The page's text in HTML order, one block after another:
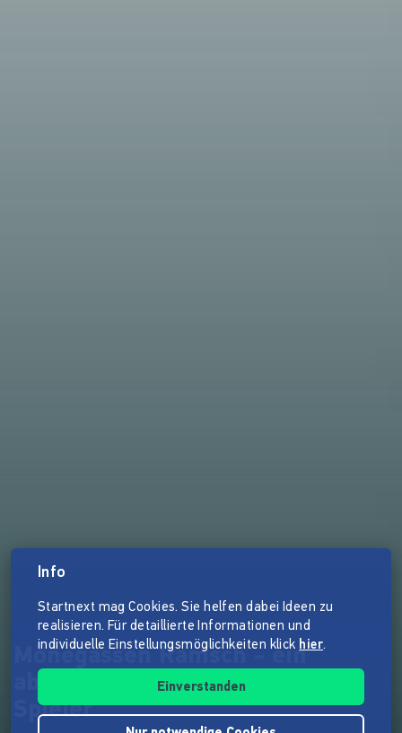
Monegassen Ramsch - ein
abgedrehtes Universum für 2
Spieler
Info
Startnext mag Cookies. Sie helfen dabei Ideen zu
realisieren. Für detaillierte Informationen und
individuelle Einstellungsmöglichkeiten klick hier.
Einverstanden